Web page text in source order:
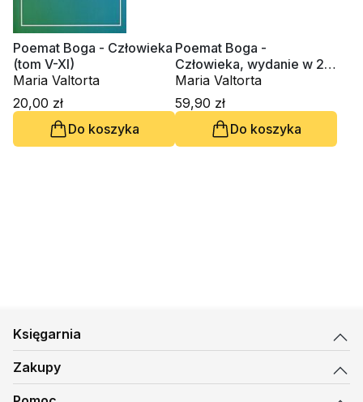
Poemat Boga - Człowieka
(tom V-XI)
Maria Valtorta
20,00 zł
Do koszyka
Poemat Boga -
Człowieka, wydanie w 2
tomach
Maria Valtorta
59,90 zł
Do koszyka
Księgarnia
Zakupy